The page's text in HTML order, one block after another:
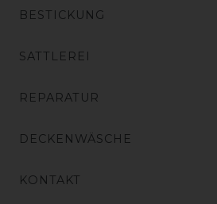
BESTICKUNG
SATTLEREI
REPARATUR
DECKENWÄSCHE
KONTAKT